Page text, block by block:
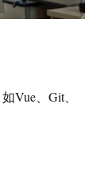
Vue、Git、